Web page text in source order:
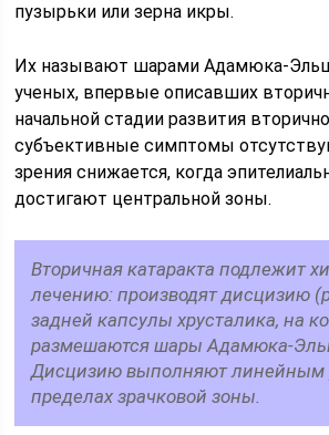
пузырьки или зерна икры.
Их называют шарами Адамюка-
ученых, впервые описавших
начальной стадии развития
субъективные симптомы
зрения снижается, когда
достигают центральной зоны.
Вторичная катаракта подлежит
лечению: производят дисцизию
задней капсулы хрусталика, на
размешаются шары Адамюка-
Дисцизию выполняют линейным
пределах зрачковой зоны.